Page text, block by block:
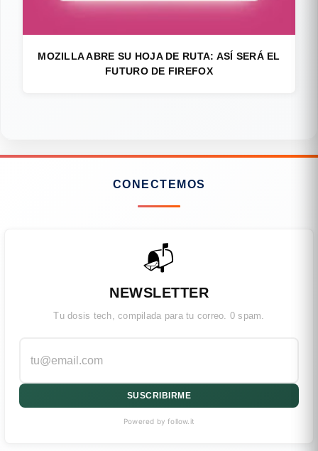
MOZILLA ABRE SU HOJA DE RUTA: ASÍ SERÁ EL
FUTURO DE FIREFOX
CONECTEMOS
📬
NEWSLETTER
Tu dosis tech, compilada para tu correo. 0 spam.
SUSCRIBIRME
Powered by follow.it